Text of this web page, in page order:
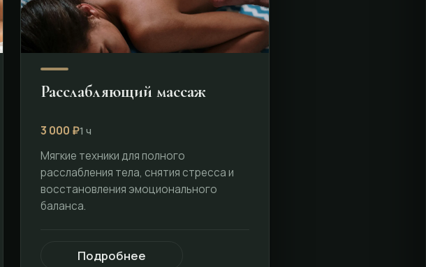
Расслабляющий массаж
3 000 ₽1 ч
Мягкие техники для полного
расслабления тела, снятия стресса и
восстановления эмоционального
баланса.
Подробнее